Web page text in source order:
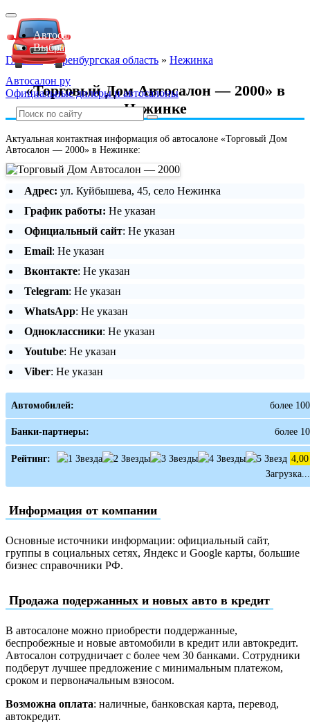
Автосалон ру
Официальные дилеры и автосалоны
Автосалоны Lada
Выбрать город
Главная » Оренбургская область » Нежинка
«Торговый Дом Автосалон — 2000» в
Нежинке
Актуальная контактная информация об автосалоне «Торговый Дом
Автосалон — 2000» в Нежинке:
Адрес: ул. Куйбышева, 45, село Нежинка
График работы: Не указан
Официальный сайт: Не указан
Email: Не указан
Вконтакте: Не указан
Telegram: Не указан
WhatsApp: Не указан
Одноклассники: Не указан
Youtube: Не указан
Viber: Не указан
Автомобилей: более 100
Банки-партнеры: более 10
Рейтинг:
4,00
Загрузка...
Информация от компании
Основные источники информации: официальный сайт,
группы в социальных сетях, Яндекс и Google карты, большие
бизнес справочники РФ.
Продажа подержанных и новых авто в кредит
В автосалоне можно приобрести поддержанные,
беспробежные и новые автомобили в кредит или автокредит.
Автосалон сотрудничает с более чем 30 банками. Сотрудники
подберут лучшее предложение с минимальным платежом,
сроком и первоначальным взносом.
Возможна оплата: наличные, банковская карта, перевод,
автокредит.